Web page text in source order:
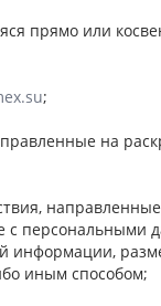
прямо или
;
на
персональными
информации,
иным способом;